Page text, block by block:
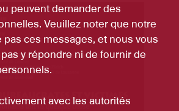
peuvent demander des
Veuillez noter que notre
pas ces messages, et nous vous
y répondre ni de fournir de
avec les autorités